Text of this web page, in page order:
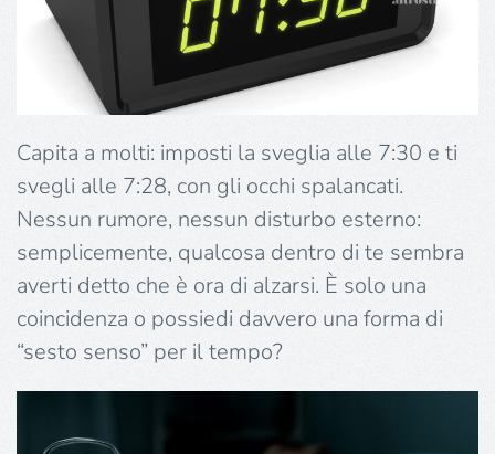
Capita a molti: imposti la sveglia alle 7:30 e ti
svegli alle 7:28, con gli occhi spalancati.
Nessun rumore, nessun disturbo esterno:
semplicemente, qualcosa dentro di te sembra
averti detto che è ora di alzarsi. È solo una
coincidenza o possiedi davvero una forma di
“sesto senso” per il tempo?